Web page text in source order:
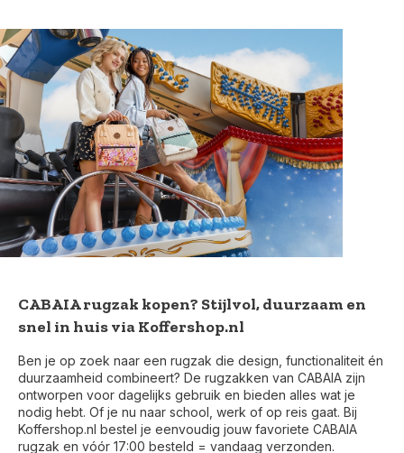
CABAIA rugzak kopen? Stijlvol, duurzaam en
snel in huis via Koffershop.nl
Ben je op zoek naar een rugzak die design, functionaliteit én
duurzaamheid combineert? De rugzakken van CABAIA zijn
ontworpen voor dagelijks gebruik en bieden alles wat je
nodig hebt. Of je nu naar school, werk of op reis gaat. Bij
Koffershop.nl bestel je eenvoudig jouw favoriete CABAIA
rugzak en vóór 17:00 besteld = vandaag verzonden.